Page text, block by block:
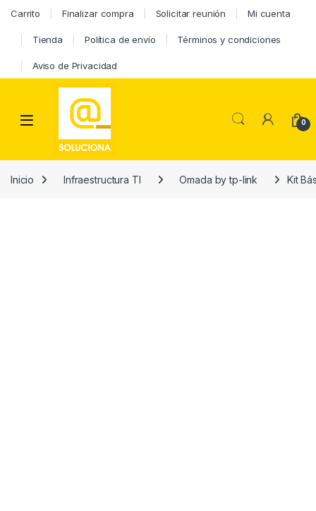
Carrito Finalizar compra Solicitar reunión Mi cuenta
Tienda Política de envío Términos y condiciones
Aviso de Privacidad
0
Inicio Infraestructura TI Omada by tp-link Kit